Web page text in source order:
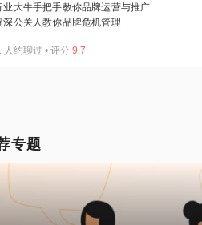
业大牛手把手教你品牌运营与推广
深公关人教你品牌危机管理
人约聊过 • 评分 9.7
专题